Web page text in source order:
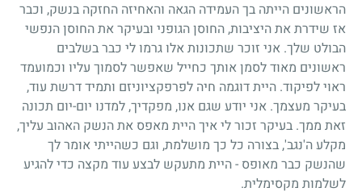
הראשונים הייתה בך העמידה הגאה והאחיזה החזקה בנשק, וכבר
אז שידרת את היציבות, החוסן הגופני ובעיקר את החוסן הנפשי
הבולט שלך. אני זוכר שתכונות אלו גרמו לי כבר בשלבים
ראשונים מאוד לסמן אותך כחייל שאפשר לסמוך עליו וכמועמד
ראוי לפיקוד. היית דוגמה חיה לפרפקציוניזם ותמיד דרשת עוד,
בעיקר מעצמך. אני יודע שגם אנו, מפקדיך, למדנו יום-יום תכונה
זאת ממך. בעיקר זכור לי איך היית מאפס את הנשק האהוב עליך,
מקלע ה'נגב', בצורה כל כך מושלמת, וגם כשהייתי אומר לך
שהנשק כבר מאופס - היית מתעקש לבצע עוד מקצה כדי להגיע
לשלמות מקסימלית.